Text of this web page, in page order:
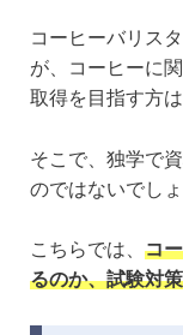
コーヒーバリス
が、コーヒーに
取得を目指す方は
そこで、独学で
のではないでしょ
こちらでは、 コ
るのか、試験対